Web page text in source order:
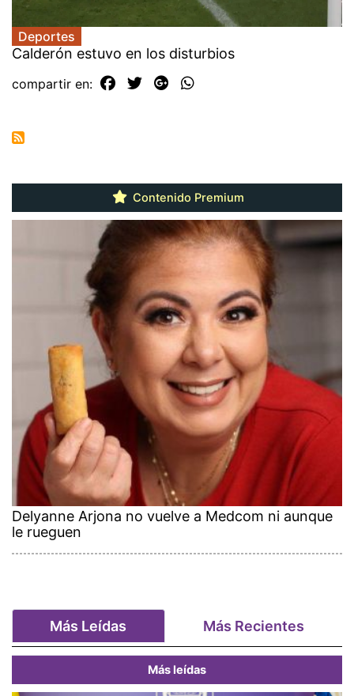
Deportes
Calderón estuvo en los disturbios
compartir en:
Contenido Premium
Delyanne Arjona no vuelve a Medcom ni aunque
le rueguen
Más Leídas Más Recientes
Más leídas